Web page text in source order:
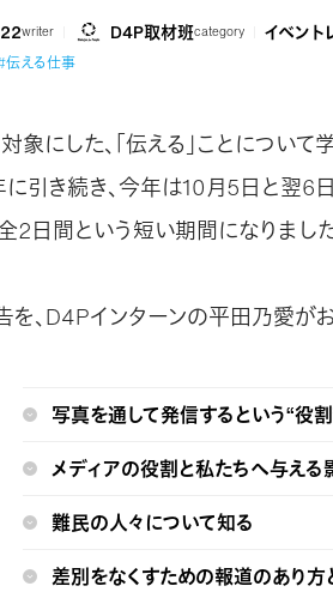
writer D4P取材班category イベント
伝える仕事
にした、「伝える」ことについ
に引き続き、今年は10月5日と翌6
2日間という短い期間になりま
、D4Pインターンの平田乃愛がお
写真を通して発信するという“役
メディアの役割と私たちへ与える
難民の人々について知る
差別をなくすための報道のあり方